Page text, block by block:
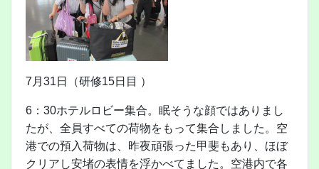
7月31日（研修15日目 ）
6：30ホテルロビー集合。眠そうな顔ではありまし
たが、全員すべての荷物をもって集合しました。空
港での預入荷物は、昨夜頑張った甲斐もあり、ほぼ
クリアし安堵の表情を浮かべてました。空港内で各